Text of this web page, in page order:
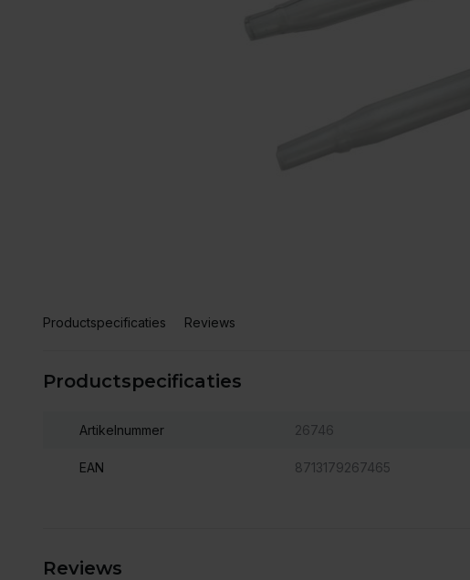
Productspecificaties Reviews
Productspecificaties
Artikelnummer 26746
EAN 8713179267465
Reviews